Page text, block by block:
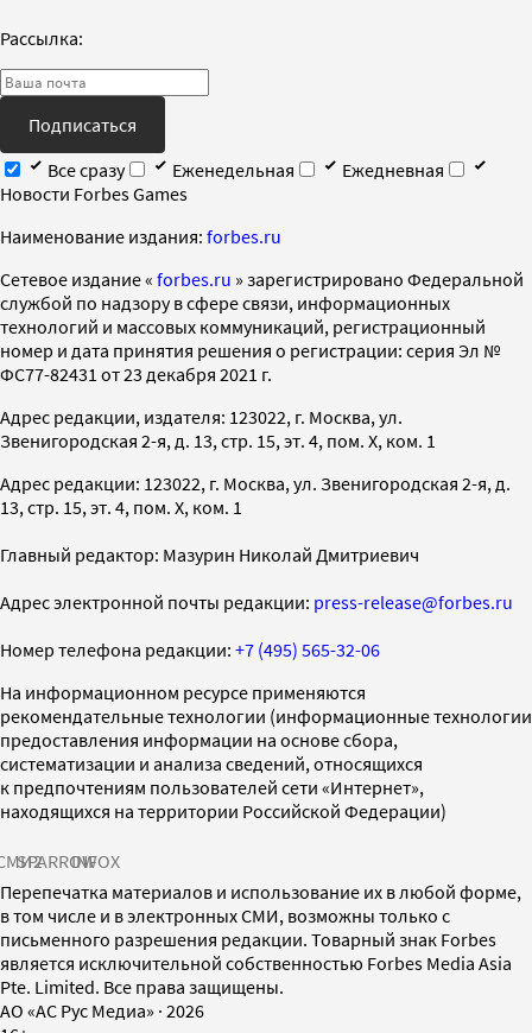
Рассылка:
Подписаться
Все сразу
Еженедельная
Ежедневная
Новости Forbes Games
Наименование издания: forbes.ru
Cетевое издание « forbes.ru » зарегистрировано Федеральной
службой по надзору в сфере связи, информационных
технологий и массовых коммуникаций, регистрационный
номер и дата принятия решения о регистрации: серия Эл №
ФС77-82431 от 23 декабря 2021 г.
Адрес редакции, издателя: 123022, г. Москва, ул.
Звенигородская 2-я, д. 13, стр. 15, эт. 4, пом. X, ком. 1
Адрес редакции: 123022, г. Москва, ул. Звенигородская 2-я, д.
13, стр. 15, эт. 4, пом. X, ком. 1
Главный редактор: Мазурин Николай Дмитриевич
Адрес электронной почты редакции: press-release@forbes.ru
Номер телефона редакции: +7 (495) 565-32-06
На информационном ресурсе применяются
рекомендательные технологии (информационные технологии
предоставления информации на основе сбора,
систематизации и анализа сведений, относящихся
к предпочтениям пользователей сети «Интернет»,
находящихся на территории Российской Федерации)
SPARROWINFOX
Перепечатка материалов и использование их в любой форме,
в том числе и в электронных СМИ, возможны только с
письменного разрешения редакции. Товарный знак Forbes
является исключительной собственностью Forbes Media Asia
Pte. Limited. Все права защищены.
AO «АС Рус Медиа» · 2026